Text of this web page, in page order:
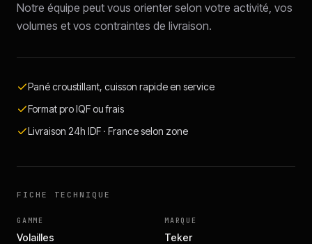
Notre équipe peut vous orienter selon votre activité, vos
volumes et vos contraintes de livraison.
Pané croustillant, cuisson rapide en service
Format pro IQF ou frais
Livraison 24h IDF · France selon zone
FICHE TECHNIQUE
GAMME
Volailles
MARQUE
Teker